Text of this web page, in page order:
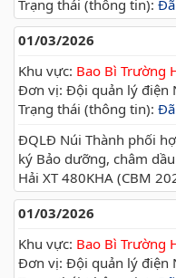
Trạng thái (thông tin):
01/03/2026
Khu vực: Bao Bì Trường
Đơn vị: Đội quản lý điện
Trạng thái (thông tin):
ĐQLĐ Núi Thành phối
ký Bảo dưỡng, châm
Hải XT 480KHA (CBM
01/03/2026
Khu vực: Bao Bì Trường
Đơn vị: Đội quản lý điện